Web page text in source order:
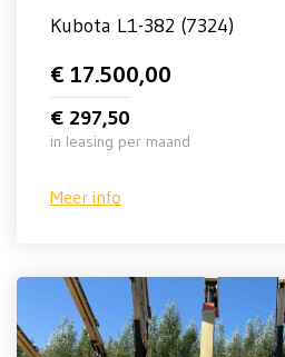
Kubota L1-382 (7324)
€ 17.500,00
€ 297,50
in leasing per maand
Meer info